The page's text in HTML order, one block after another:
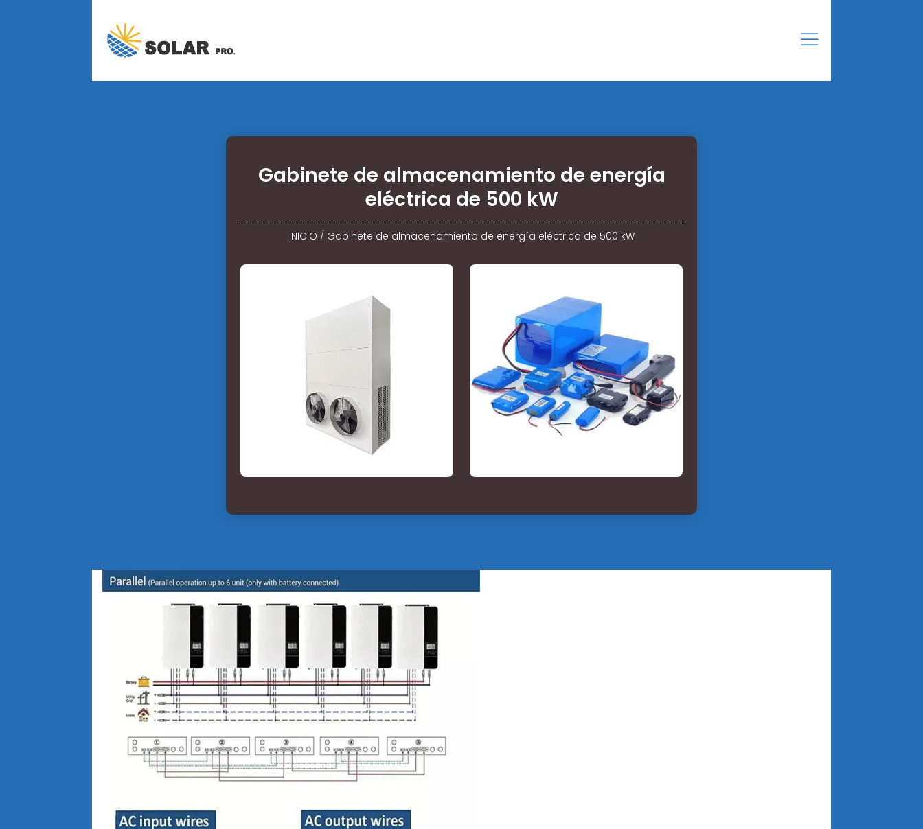
Gabinete de almacenamiento de energía
eléctrica de 500 kW
INICIO / Gabinete de almacenamiento de energía eléctrica de 500 kW